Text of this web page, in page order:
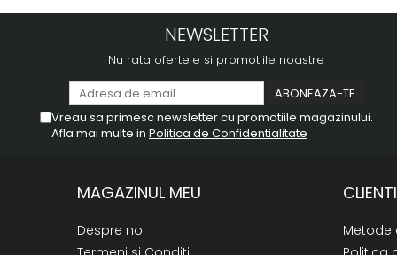
NEWSLETTER
Nu rata ofertele si promotiile noastre
Vreau sa primesc newsletter cu promotiile magazinului.
Afla mai multe in Politica de Confidentialitate
MAGAZINUL MEU
Despre noi
CLIENTI
Metode